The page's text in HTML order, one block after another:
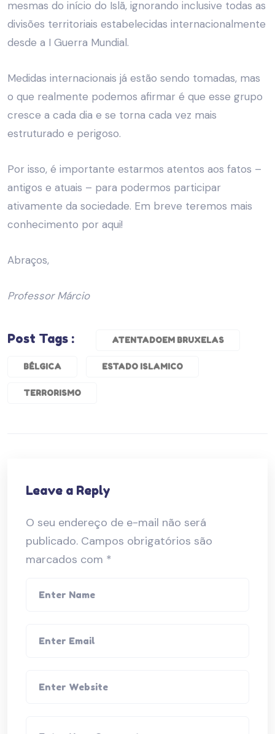
mesmas do início do Islã, ignorando inclusive todas as
divisões territoriais estabelecidas internacionalmente
desde a I Guerra Mundial.
Medidas internacionais já estão sendo tomadas, mas
o que realmente podemos afirmar é que esse grupo
cresce a cada dia e se torna cada vez mais
estruturado e perigoso.
Por isso, é importante estarmos atentos aos fatos –
antigos e atuais – para podermos participar
ativamente da sociedade. Em breve teremos mais
conhecimento por aqui!
Abraços,
Professor Márcio
Post Tags : ATENTADOEM BRUXELAS
BÉLGICA ESTADO ISLAMICO
TERRORISMO
Leave a Reply
O seu endereço de e-mail não será
publicado. Campos obrigatórios são
marcados com *